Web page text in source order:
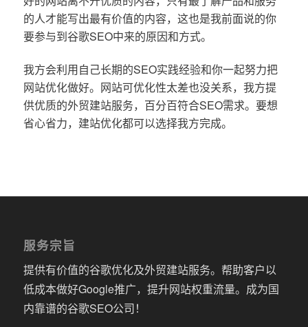
的人才能写出最有价值的内容，这也是我前面说的你
要参与到谷歌SEO中来的原因和方式。
我方会利用自己长期的SEO实践经验和你一起努力把
网站优化做好。网站可优化性太差也没关系，我方提
供优质的外贸建站服务，百分百符合SEO需求。要想
省心省力，建站优化都可以选择我方完成。
服务宗旨
提供有价值的谷歌优化及外贸建站服务。帮助客户以
低成本做好Google推广，提升网站权重流量。成为国
内靠谱的谷歌SEO公司！